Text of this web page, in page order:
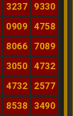
3237
9330
0909
4758
8066
7089
3050
4732
4732
2577
8538
3490